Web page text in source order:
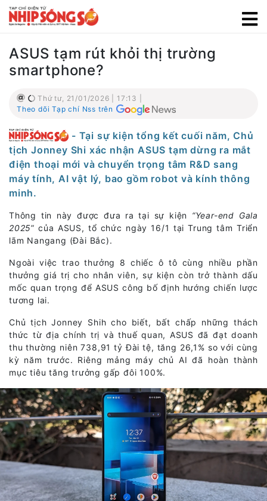
ASUS tạm rút khỏi thị trường
smartphone?
Thứ tư, 21/01/2026 | 17:13 |
Theo dõi Tạp chí Nss trên
- Tại sự kiện tổng kết cuối năm, Chủ
tịch Jonney Shi xác nhận ASUS tạm dừng ra mắt
điện thoại mới và chuyển trọng tâm R&D sang
máy tính, AI vật lý, bao gồm robot và kính thông
minh.
Thông tin này được đưa ra tại sự kiện “Year-end Gala
2025” của ASUS, tổ chức ngày 16/1 tại Trung tâm Triển
lãm Nangang (Đài Bắc).
Ngoài việc trao thưởng 8 chiếc ô tô cùng nhiều phần
thưởng giá trị cho nhân viên, sự kiện còn trở thành dấu
mốc quan trọng để ASUS công bố định hướng chiến lược
tương lai.
Chủ tịch Jonney Shih cho biết, bất chấp những thách
thức từ địa chính trị và thuế quan, ASUS đã đạt doanh
thu thường niên 738,91 tỷ Đài tệ, tăng 26,1% so với cùng
kỳ năm trước. Riêng mảng máy chủ AI đã hoàn thành
mục tiêu tăng trưởng gấp đôi 100%.